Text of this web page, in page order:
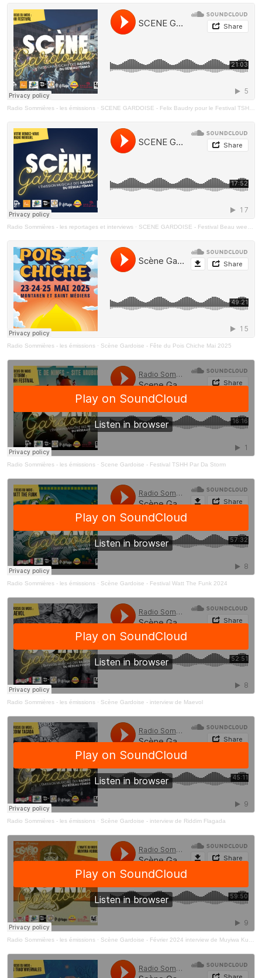
Radio Sommières - les émissions · SCENE GARDOISE - Felix Baudry pour le Festival TSHH Nîmes
Radio Sommières - les reportages et interviews · SCENE GARDOISE - Festival Beau weekend + Belles journées à Paloma
Radio Sommières - les émissions · Scène Gardoise - Fête du Pois Chiche Mai 2025
Radio Sommières - les émissions · Scene Gardoise - Festival TSHH Par Da Storm
Radio Sommières - les émissions · Scène Gardoise - Festival Watt The Funk 2024
Radio Sommières - les émissions · Scène Gardoise - interview de Maevol
Radio Sommières - les émissions · Scène Gardoise - interview de Riddim Flagada
Radio Sommières - les émissions · Scène Gardoise - Février 2024 interview de Muyiwa Kunnuji